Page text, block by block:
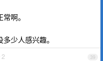
啊。
少人感兴趣。
39
2